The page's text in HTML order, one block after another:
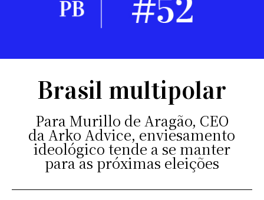
Brasil multipolar
Para Murillo de Aragão, CEO
da Arko Advice, enviesamento
ideológico tende a se manter
para as próximas eleições